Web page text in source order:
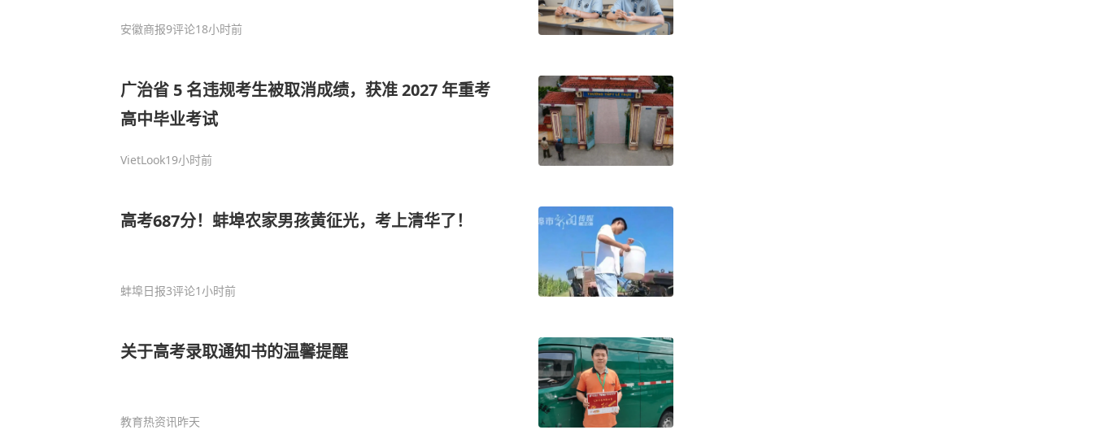
安徽商报9评论18小时前
广治省 5 名违规考生被取消成绩，获准 2027 年重考
高中毕业考试
VietLook19小时前
高考687分！蚌埠农家男孩黄征光，考上清华了！
蚌埠日报3评论1小时前
关于高考录取通知书的温馨提醒
教育热资讯昨天